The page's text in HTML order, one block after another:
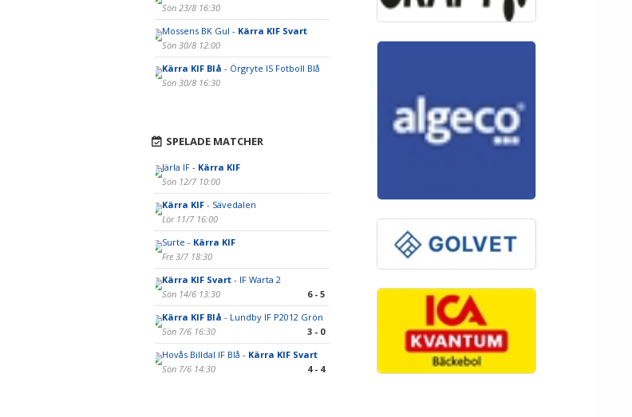
Sön 23/8 16:30
Mossens BK Gul - Kärra KIF Svart
Sön 30/8 12:00
Kärra KIF Blå - Örgryte IS Fotboll Blå
Sön 30/8 16:30
SPELADE MATCHER
Järla IF - Kärra KIF
Sön 12/7 10:00
Kärra KIF- Sävedalen
Lör 11/7 16:00
Surte - Kärra KIF
Fre 3/7 18:30
Kärra KIF Svart- IF Warta 2
Sön 14/6 13:30
6 - 5
Kärra KIF Blå - Lundby IF P2012 Grön
Sön 7/6 16:30
3 - 0
Hovås Billdal IF Blå - Kärra KIF Svart
Sön 7/6 14:30
4 - 4